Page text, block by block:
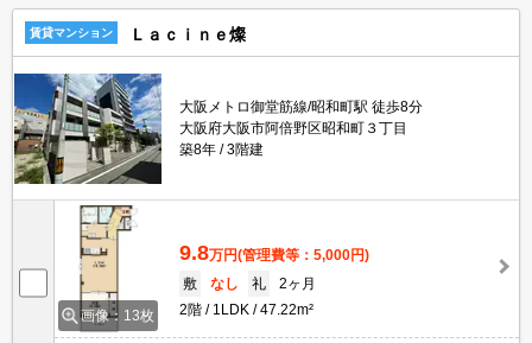
賃貸マンション Ｌａｃｉｎｅ燦
大阪メトロ御堂筋線/昭和町駅 徒歩8分
大阪府大阪市阿倍野区昭和町３丁目
築8年
3階建
画像：13枚
9.8万円(管理費等：5,000円)
敷
なし 礼
2ヶ月
2階
1LDK 47.22m²